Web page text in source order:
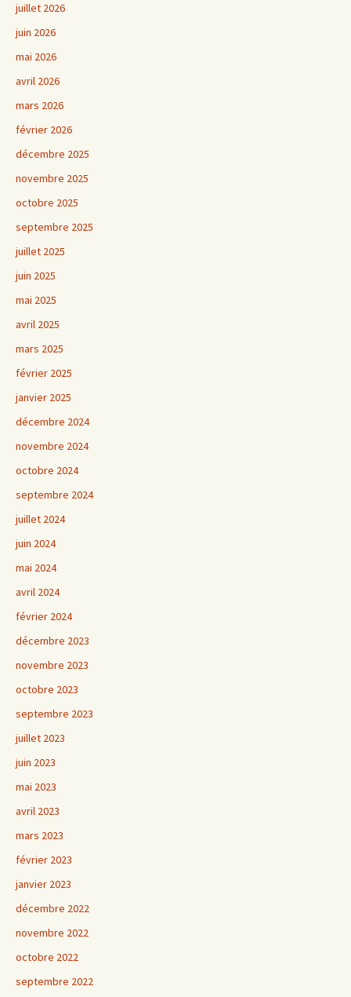
juillet 2026
juin 2026
mai 2026
avril 2026
mars 2026
février 2026
décembre 2025
novembre 2025
octobre 2025
septembre 2025
juillet 2025
juin 2025
mai 2025
avril 2025
mars 2025
février 2025
janvier 2025
décembre 2024
novembre 2024
octobre 2024
septembre 2024
juillet 2024
juin 2024
mai 2024
avril 2024
février 2024
décembre 2023
novembre 2023
octobre 2023
septembre 2023
juillet 2023
juin 2023
mai 2023
avril 2023
mars 2023
février 2023
janvier 2023
décembre 2022
novembre 2022
octobre 2022
septembre 2022